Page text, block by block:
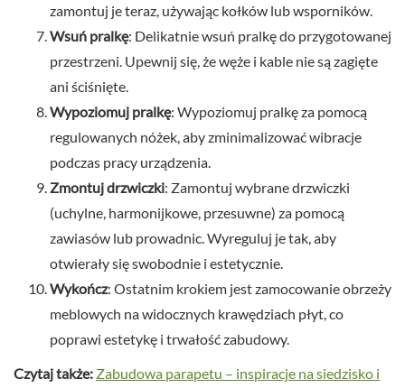
zamontuj je teraz, używając kołków lub wsporników.
Wsuń pralkę: Delikatnie wsuń pralkę do przygotowanej
przestrzeni. Upewnij się, że węże i kable nie są zagięte
ani ściśnięte.
Wypoziomuj pralkę: Wypoziomuj pralkę za pomocą
regulowanych nóżek, aby zminimalizować wibracje
podczas pracy urządzenia.
Zmontuj drzwiczki: Zamontuj wybrane drzwiczki
(uchylne, harmonijkowe, przesuwne) za pomocą
zawiasów lub prowadnic. Wyreguluj je tak, aby
otwierały się swobodnie i estetycznie.
Wykończ: Ostatnim krokiem jest zamocowanie obrzeży
meblowych na widocznych krawędziach płyt, co
poprawi estetykę i trwałość zabudowy.
Czytaj także: Zabudowa parapetu – inspiracje na siedzisko i